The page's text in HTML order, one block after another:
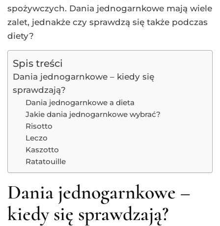
spożywczych. Dania jednogarnkowe mają wiele
zalet, jednakże czy sprawdzą się także podczas
diety?
Spis treści
Dania jednogarnkowe – kiedy się
sprawdzają?
Dania jednogarnkowe a dieta
Jakie dania jednogarnkowe wybrać?
Risotto
Leczo
Kaszotto
Ratatouille
Dania jednogarnkowe –
kiedy się sprawdzają?